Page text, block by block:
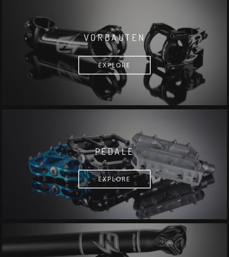
VORBAUTEN
EXPLORE
PEDALE
EXPLORE